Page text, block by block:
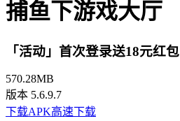
捕鱼下游戏大厅
「活动」首次登录送18元红包
570.28MB
版本 5.6.9.7
下载APK高速下载